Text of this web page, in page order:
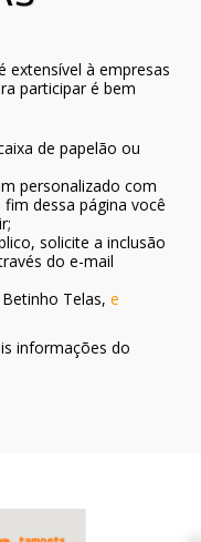
extensível à empresas
participar é bem
de papelão ou
personalizado com
dessa página você
solicite a inclusão
do e-mail
Telas, e
informações do